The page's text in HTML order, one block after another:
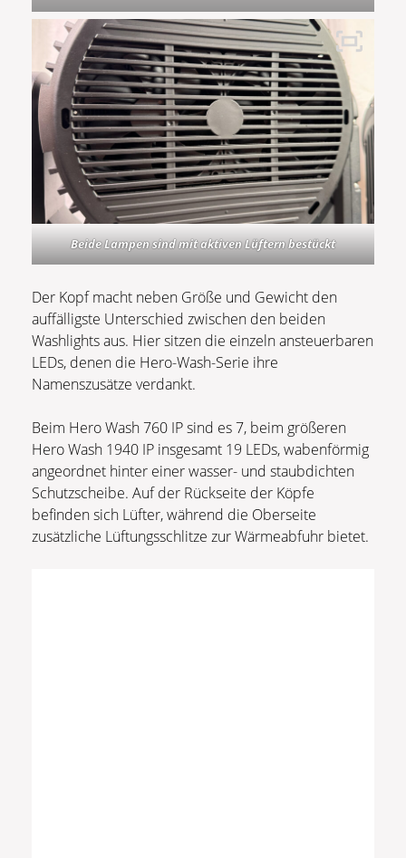
Beide Lampen sind mit aktiven Lüftern bestückt
Der Kopf macht neben Größe und Gewicht den
auffälligste Unterschied zwischen den beiden
Washlights aus. Hier sitzen die einzeln ansteuerbaren
LEDs, denen die Hero-Wash-Serie ihre
Namenszusätze verdankt.
Beim Hero Wash 760 IP sind es 7, beim größeren
Hero Wash 1940 IP insgesamt 19 LEDs, wabenförmig
angeordnet hinter einer wasser- und staubdichten
Schutzscheibe. Auf der Rückseite der Köpfe
befinden sich Lüfter, während die Oberseite
zusätzliche Lüftungsschlitze zur Wärmeabfuhr bietet.